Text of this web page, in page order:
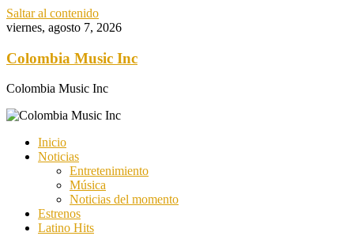
Saltar al contenido
viernes, agosto 7, 2026
Colombia Music Inc
Colombia Music Inc
Inicio
Noticias
Entretenimiento
Música
Noticias del momento
Estrenos
Latino Hits